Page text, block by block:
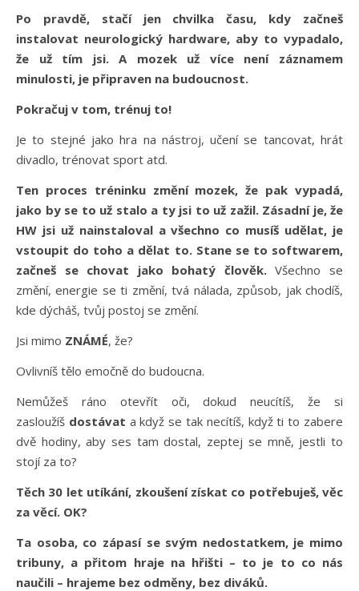
Po pravdě, stačí jen chvilka času, kdy začneš
instalovat neurologický hardware, aby to vypadalo,
že už tím jsi. A mozek už více není záznamem
minulosti, je připraven na budoucnost.
Pokračuj v tom, trénuj to!
Je to stejné jako hra na nástroj, učení se tancovat, hrát
divadlo, trénovat sport atd.
Ten proces tréninku změní mozek, že pak vypadá,
jako by se to už stalo a ty jsi to už zažil. Zásadní je, že
HW jsi už nainstaloval a všechno co musíš udělat, je
vstoupit do toho a dělat to. Stane se to softwarem,
začneš se chovat jako bohatý člověk.Všechno se
změní, energie se ti změní, tvá nálada, způsob, jak chodíš,
kde dýcháš, tvůj postoj se změní.
Jsi mimo ZNÁMÉ, že?
Ovlivníš tělo emočně do budoucna.
Nemůžeš ráno otevřít oči, dokud neucítíš, že si
zasloužíš dostávat a když se tak necítíš, když ti to zabere
dvě hodiny, aby ses tam dostal, zeptej se mně, jestli to
stojí za to?
Těch 30 let utíkání, zkoušení získat co potřebuješ, věc
za věcí. OK?
Ta osoba, co zápasí se svým nedostatkem, je mimo
tribuny, a přitom hraje na hřišti – to je to co nás
naučili – hrajeme bez odměny, bez diváků.